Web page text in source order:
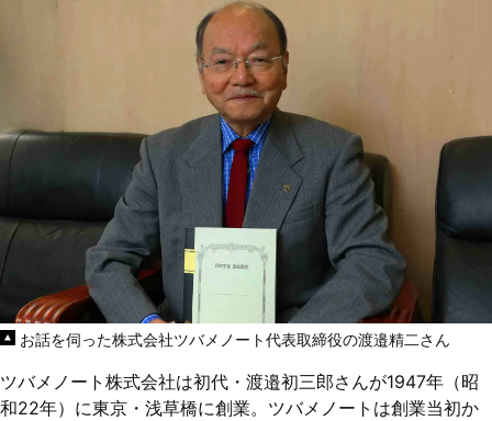
お話を伺った株式会社ツバメノート代表取締役の渡邉精二さん
ツバメノート株式会社は初代・渡邉初三郎さんが1947年（昭
和22年）に東京・浅草橋に創業。ツバメノートは創業当初か